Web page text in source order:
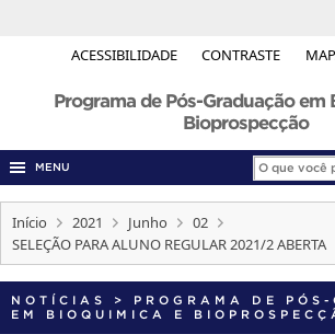
ACESSIBILIDADE CONTRASTE
Programa de Pós-Graduação em
Bioprospecção
MENU
Início 2021 Junho
02
SELEÇÃO PARA ALUNO REGULAR 2021/2 ABERTA
NOTÍCIAS > PROGRAMA DE PÓS-
EM BIOQUIMICA E